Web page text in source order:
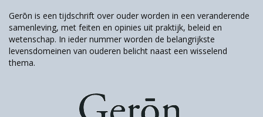
Gerōn is een tijdschrift over ouder worden in een veranderende
samenleving, met feiten en opinies uit praktijk, beleid en
wetenschap. In ieder nummer worden de belangrijkste
levensdomeinen van ouderen belicht naast een wisselend
thema.